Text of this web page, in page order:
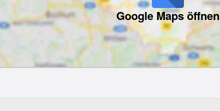
Google Maps öffnen